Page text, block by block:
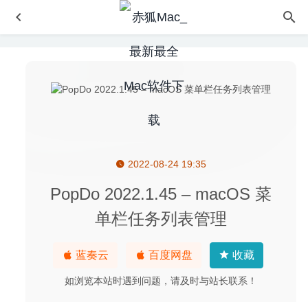
2022-08-24 19:35
PopDo 2022.1.45 – macOS 菜
单栏任务列表管理
蓝奏云 百度网盘 收藏
如浏览本站时遇到问题，请及时与站长联系！
Translatium 13.7.1 中文版-多功能能且超快的Mac翻译工具
Adobe Photoshop 2020 21.1.1(免激活版) for Mac 中文版-
最优秀的图片处理工具 2020-04-04
Cascadea 1.5.4 – 修改任意网站的外观样式 2020-05-12
Permute 3.5.2 中文版-音视频格式转换工具 2020-08-12
Tidy Up 5.3.7 – 全功能的重复文件查找及清理工具 2020-